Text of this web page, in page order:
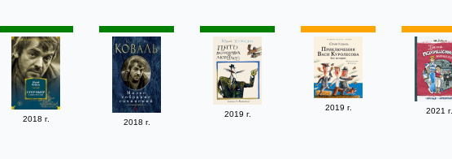
2018 г. 2018 г.
2019 г.
2019 г. 2021 г.